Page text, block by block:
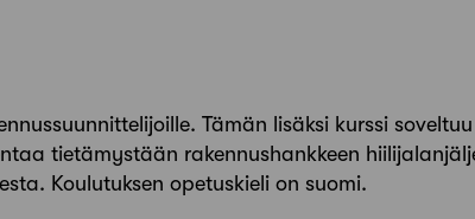
Tämän lisäksi kurssi
tietämystään rakennushankkeen
Koulutuksen opetuskieli on suomi.